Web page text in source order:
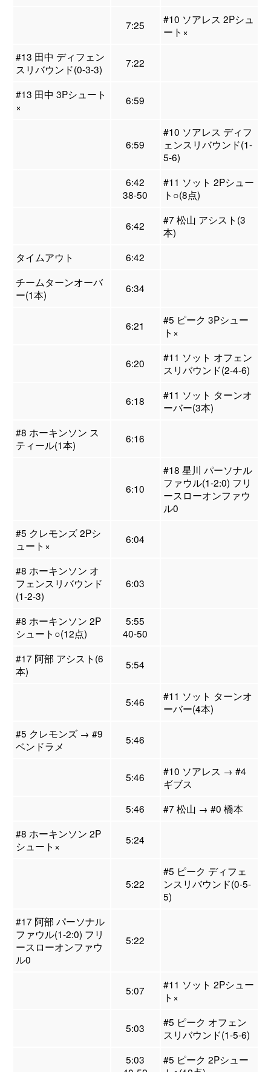
7:25
#10 ソアレス 2Pシュ
ート×
#13 田中 ディフェン
スリバウンド(0-3-3)
7:22
#13 田中 3Pシュート
×
6:59
6:59
#10 ソアレス ディフ
ェンスリバウンド(1-
5-6)
6:42
38-50
#11 ソット 2Pシュー
ト○(8点)
6:42
#7 松山 アシスト(3
本)
タイムアウト
6:42
チームターンオーバ
ー(1本)
6:34
6:21
#5 ピーク 3Pシュー
ト×
6:20
#11 ソット オフェン
スリバウンド(2-4-6)
6:18
#11 ソット ターンオ
ーバー(3本)
#8 ホーキンソン ス
ティール(1本)
6:16
6:10
#18 星川 パーソナル
ファウル(1-2:0) フリ
ースローオンファウ
ル0
#5 クレモンズ 2Pシ
ュート×
6:04
#8 ホーキンソン オ
フェンスリバウンド
(1-2-3)
6:03
#8 ホーキンソン 2P
シュート○(12点)
5:55
40-50
#17 阿部 アシスト(6
本)
5:54
5:46
#11 ソット ターンオ
ーバー(4本)
#5 クレモンズ → #9
ベンドラメ
5:46
5:46
#10 ソアレス → #4
ギブス
5:46
#7 松山 → #0 橋本
#8 ホーキンソン 2P
シュート×
5:24
5:22
#5 ピーク ディフェ
ンスリバウンド(0-5-
5)
#17 阿部 パーソナル
ファウル(1-2:0) フリ
ースローオンファウ
ル0
5:22
5:07
#11 ソット 2Pシュー
ト×
5:03
#5 ピーク オフェン
スリバウンド(1-5-6)
5:03
#5 ピーク 2Pシュー